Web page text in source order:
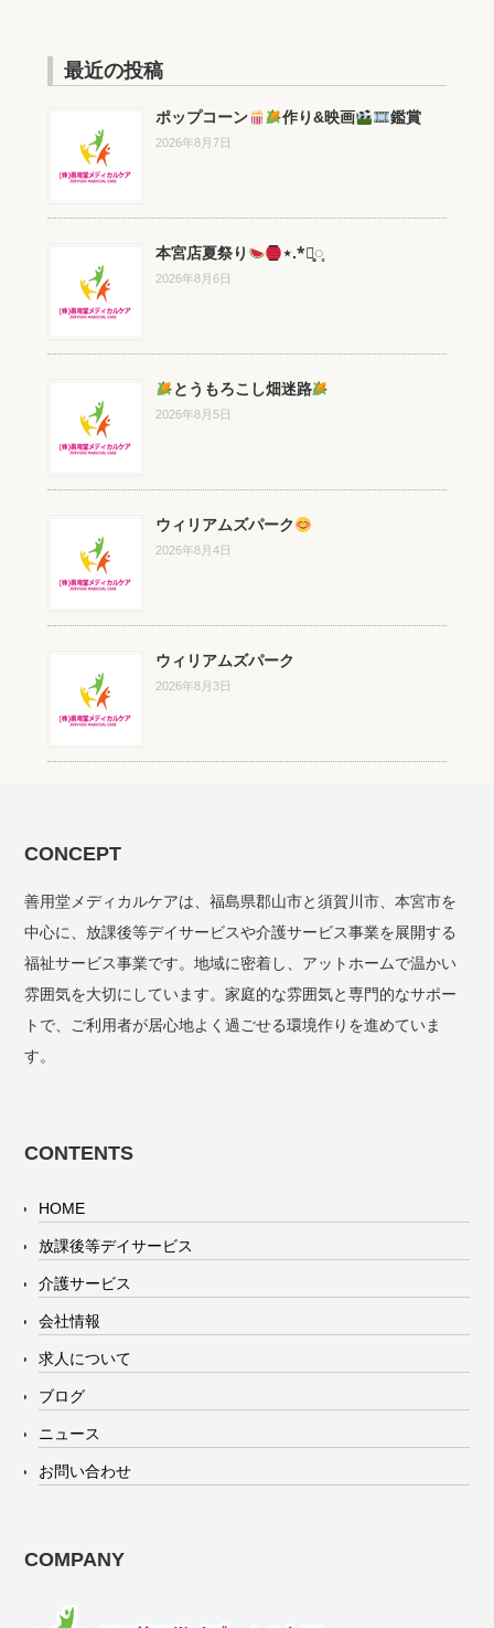
最近の投稿
ポップコーン 作り&映画 鑑賞
2026年8月7日
本宮店夏祭り ⋆.*⃝̥◌̥
2026年8月6日
とうもろこし畑迷路
2026年8月5日
ウィリアムズパーク
2026年8月4日
ウィリアムズパーク
2026年8月3日
CONCEPT
善用堂メディカルケアは、福島県郡山市と須賀川市、本宮市を
中心に、放課後等デイサービスや介護サービス事業を展開する
福祉サービス事業です。地域に密着し、アットホームで温かい
雰囲気を大切にしています。家庭的な雰囲気と専門的なサポー
トで、ご利用者が居心地よく過ごせる環境作りを進めていま
す。
CONTENTS
HOME
放課後等デイサービス
介護サービス
会社情報
求人について
ブログ
ニュース
お問い合わせ
COMPANY